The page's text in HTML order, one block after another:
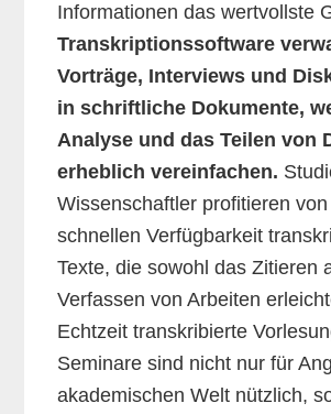
Informationen das wertvollste
Transkriptionssoftware
Vorträge, Interviews und
in schriftliche Dokumente,
Analyse und das Teilen von
erheblich vereinfachen.
Wissenschaftler profitieren
schnellen Verfügbarkeit
Texte, die sowohl das Zitieren
Verfassen von Arbeiten
Echtzeit transkribierte
Seminare sind nicht nur für
akademischen Welt nützlich,